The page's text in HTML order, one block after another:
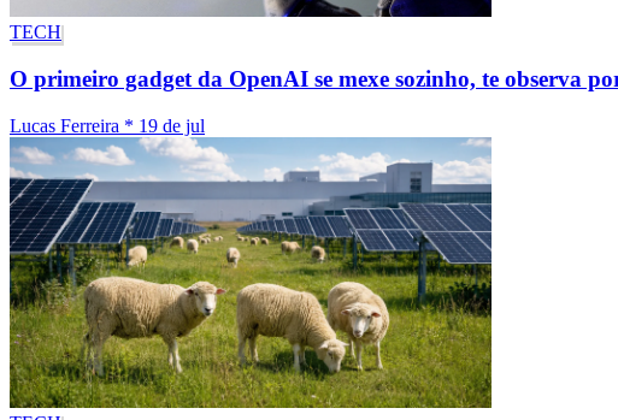
TECH
O primeiro gadget da OpenAI se mexe sozinho, te observa
Lucas Ferreira * 19 de jul